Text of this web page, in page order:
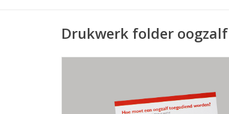
Drukwerk folder oogzalf